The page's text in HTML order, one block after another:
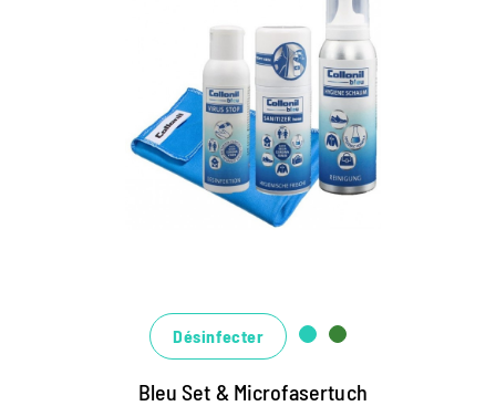
360 Grad-Konzept für Hygiene
und Sauberkeit
Universalset für Schutz und Hygiene
hochwirksame Desinfektion und Reinigung
allein wirksam, effektiv ineinander greifend
Désinfecter
Bleu Set & Microfasertuch